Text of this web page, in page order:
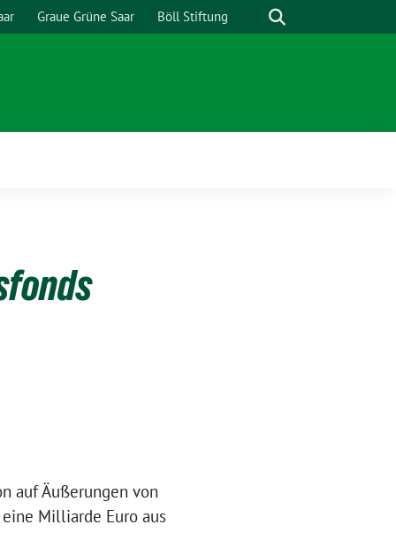
Graue Grüne Saar Böll Stiftung Suche
auf Äußerungen von
Milliarde Euro aus